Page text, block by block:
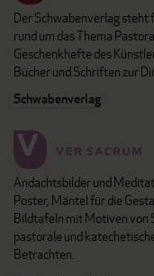
Der Schwabenverlag
rund um das Thema
Geschenkhefte des
Bücher und Schriften zur
Schwabenverlag
Andachtsbilder und
Poster, Mäntel für die
Bildtafeln mit Motiven von
pastorale und
Betrachten.